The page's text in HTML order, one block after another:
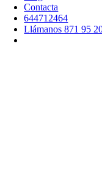
Contacta
644712464
Llámanos 871 95